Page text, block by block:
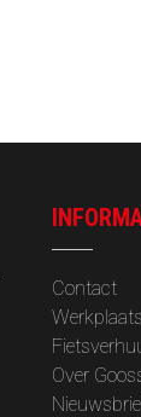
Contact
Werkplaats
Over